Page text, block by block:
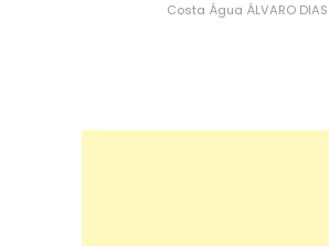
Costa Água ÁLVARO DIAS